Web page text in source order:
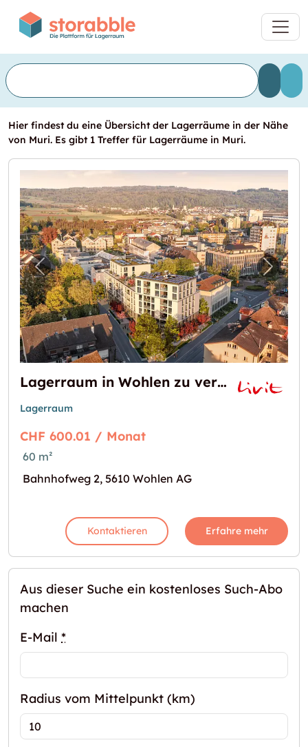
Hier findest du eine Übersicht der Lagerräume in der Nähe
von Muri. Es gibt 1 Treffer für Lagerräume in Muri.
Vorheriges Bild für "Lagerraum in Wohlen
Lagerraum in Wohlen zu vermieten
Lagerraum
CHF 600.01 / Monat
60 m²
Bahnhofweg 2, 5610 Wohlen AG
Kontaktieren Erfahre mehr
Aus dieser Suche ein kostenloses Such-Abo
machen
E-Mail *
Radius vom Mittelpunkt (km)